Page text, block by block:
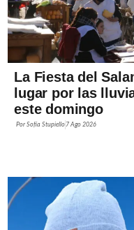
La Fiesta del
lugar por las
este domingo
PorSofía Stupiello 7 Ago 2026